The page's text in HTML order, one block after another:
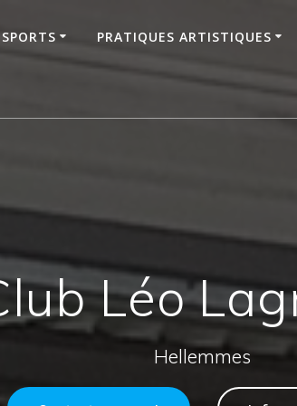
SPORTS PRATIQUES ARTISTIQUES
Léo
Hellemmes